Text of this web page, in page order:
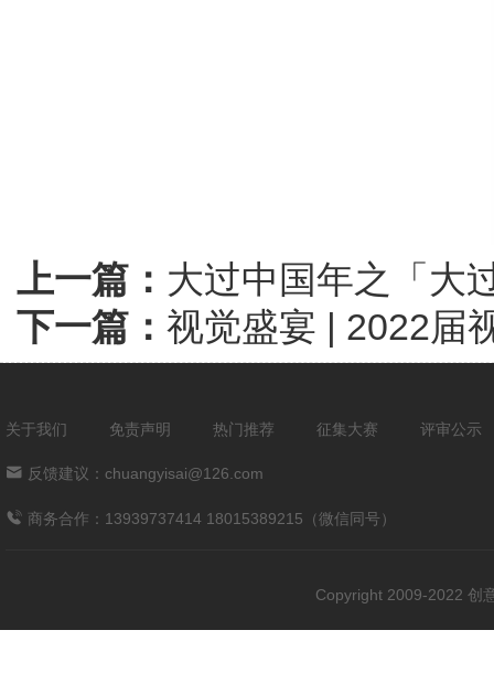
上一篇： 大过中国年之「大
下一篇： 视觉盛宴 | 2022届
关于我们 免责声明 热门推荐 征集大赛 评审公示
反馈建议：chuangyisai@126.com
商务合作：13939737414 18015389215（微信同号）
Copyright 2009-2022 创